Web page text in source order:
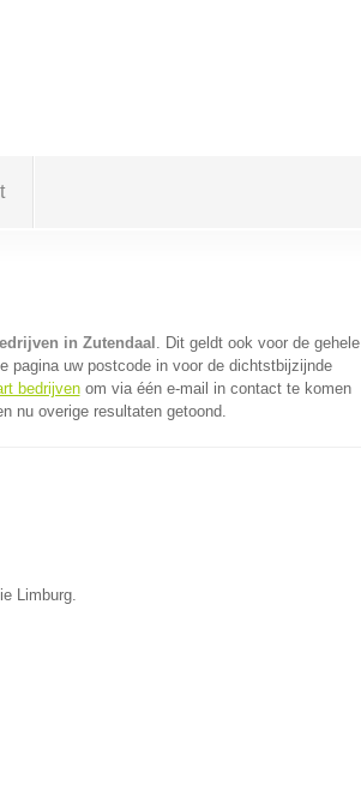
in Zutendaal . Dit geldt ook voor de gehele
pagina uw postcode in voor de dichtstbijzijnde
bedrijvenom via één e-mail in contact te komen
nu overige resultaten getoond.
Limburg.